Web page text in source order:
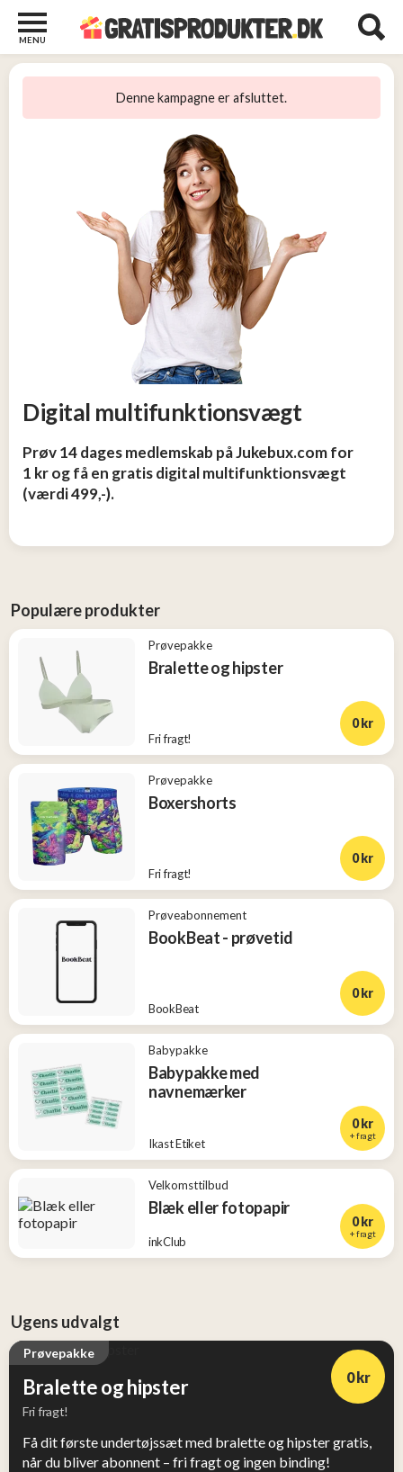
MENU
Denne kampagne er afsluttet.
Digital multifunktionsvægt
Prøv 14 dages medlemskab på Jukebux.com for
1 kr og få en gratis digital multifunktionsvægt
(værdi 499,-).
Populære produkter
Prøvepakke
Bralette og hipster
Fri fragt!
0 kr
Prøvepakke
Boxershorts
Fri fragt!
0 kr
Prøveabonnement
BookBeat - prøvetid
BookBeat
0 kr
Babypakke
Babypakke med
navnemærker
Ikast Etiket
0 kr
+ fragt
Velkomsttilbud
Blæk eller fotopapir
inkClub
0 kr
+ fragt
Ugens udvalgt
Prøvepakke
Bralette og hipster
Fri fragt!
0 kr
Få dit første undertøjssæt med bralette og hipster gratis,
når du bliver abonnent – fri fragt og ingen binding!
Børn
Underholdning
Undertøj
og
2
Konkurrencer
Populære
produkter